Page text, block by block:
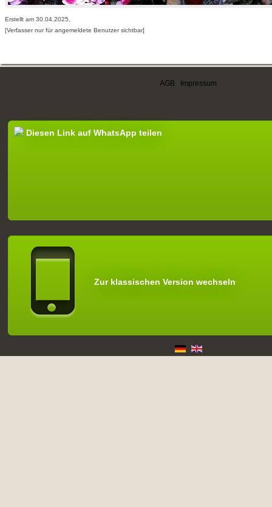
Erstellt am 30.04.2025,
[Verfasser nur für angemeldete Benutzer sichtbar]
AGB Impressum
Diesen Link auf WhatsApp teilen
Zur klassischen Version wechseln